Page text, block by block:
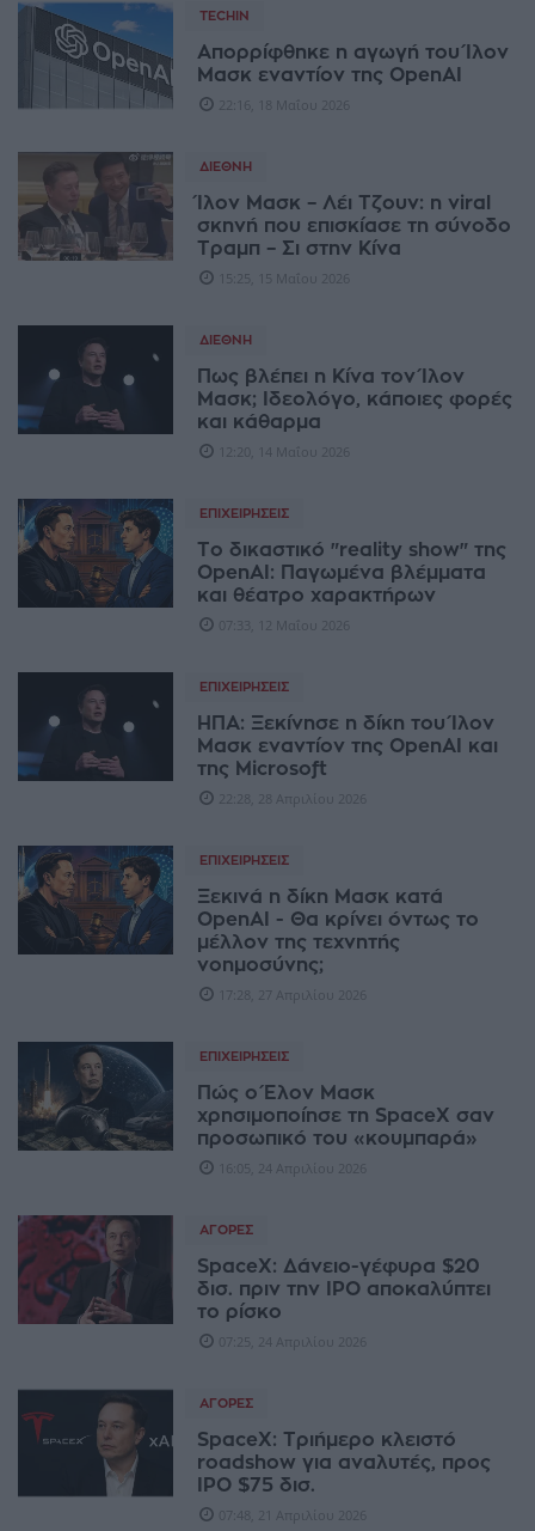
TECHIN
Απορρίφθηκε η αγωγή του Ίλον
Μασκ εναντίον της OpenAI
22:16, 18 Μαΐου 2026
ΔΙΕΘΝΉ
Ίλον Μασκ – Λέι Τζουν: η viral
σκηνή που επισκίασε τη σύνοδο
Τραμπ – Σι στην Κίνα
15:25, 15 Μαΐου 2026
ΔΙΕΘΝΉ
Πως βλέπει η Κίνα τον Ίλον
Μασκ; Ιδεολόγο, κάποιες φορές
και κάθαρμα
12:20, 14 Μαΐου 2026
ΕΠΙΧΕΙΡΉΣΕΙΣ
Tο δικαστικό "reality show" της
OpenAI: Παγωμένα βλέμματα
και θέατρο χαρακτήρων
07:33, 12 Μαΐου 2026
ΕΠΙΧΕΙΡΉΣΕΙΣ
ΗΠΑ: Ξεκίνησε η δίκη του Ίλον
Μασκ εναντίον της OpenAI και
της Microsoft
22:28, 28 Απριλίου 2026
ΕΠΙΧΕΙΡΉΣΕΙΣ
Ξεκινά η δίκη Μασκ κατά
OpenAI - Θα κρίνει όντως το
μέλλον της τεχνητής
νοημοσύνης;
17:28, 27 Απριλίου 2026
ΕΠΙΧΕΙΡΉΣΕΙΣ
Πώς ο Έλον Μασκ
χρησιμοποίησε τη SpaceX σαν
προσωπικό του «κουμπαρά»
16:05, 24 Απριλίου 2026
ΑΓΟΡΈΣ
SpaceX: Δάνειο-γέφυρα $20
δισ. πριν την IPO αποκαλύπτει
το ρίσκο
07:25, 24 Απριλίου 2026
ΑΓΟΡΈΣ
SpaceX: Τριήμερο κλειστό
roadshow για αναλυτές, προς
IPO $75 δισ.
07:48, 21 Απριλίου 2026